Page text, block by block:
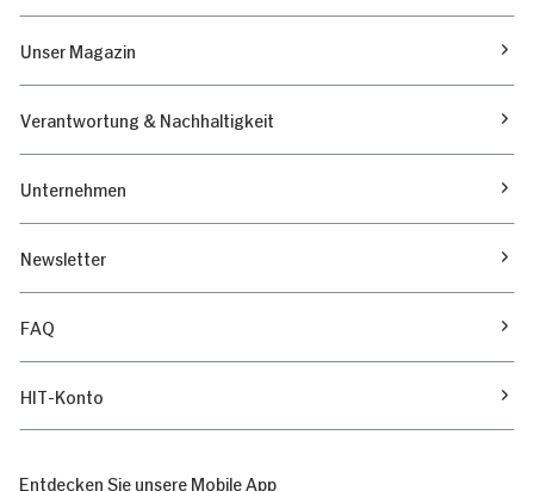
Unser Magazin
Verantwortung & Nachhaltigkeit
Unternehmen
Newsletter
FAQ
HIT-Konto
Entdecken Sie unsere Mobile App